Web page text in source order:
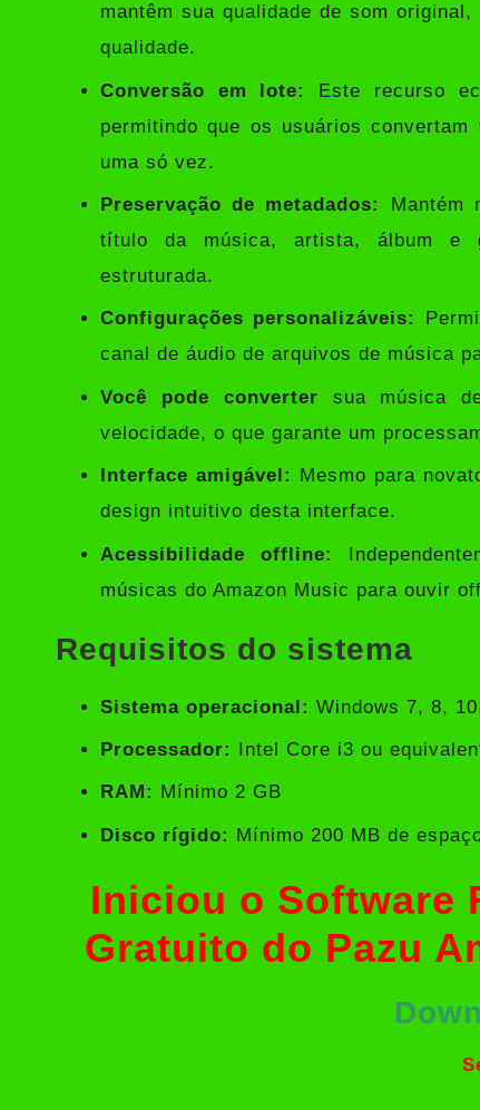
mantêm sua qualidade de som
qualidade.
Conversão em lote:
Este recurso
permitindo que os usuários
uma só vez.
Preservação de metadados:
Mantém
título da música, artista, álbum e
estruturada.
Configurações personalizáveis:
canal de áudio de arquivos de música
Você pode converter sua música
velocidade, o que garante um
Interface amigável:
Mesmo para
design intuitivo desta interface.
Acessibilidade offline:
músicas do Amazon Music para ouvir
Requisitos do sistema
Sistema operacional: Windows 7, 8,
Processador: Intel Core i3 ou
RAM: Mínimo 2 GB
Disco rígido: Mínimo 200 MB de
Iniciou o Software
Gratuito do Pazu